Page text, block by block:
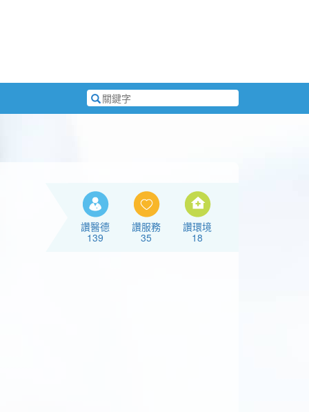
搜
尋
讚醫德
139
讚服務
35
讚環境
18